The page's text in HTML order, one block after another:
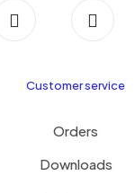
Customer service
Orders
Downloads